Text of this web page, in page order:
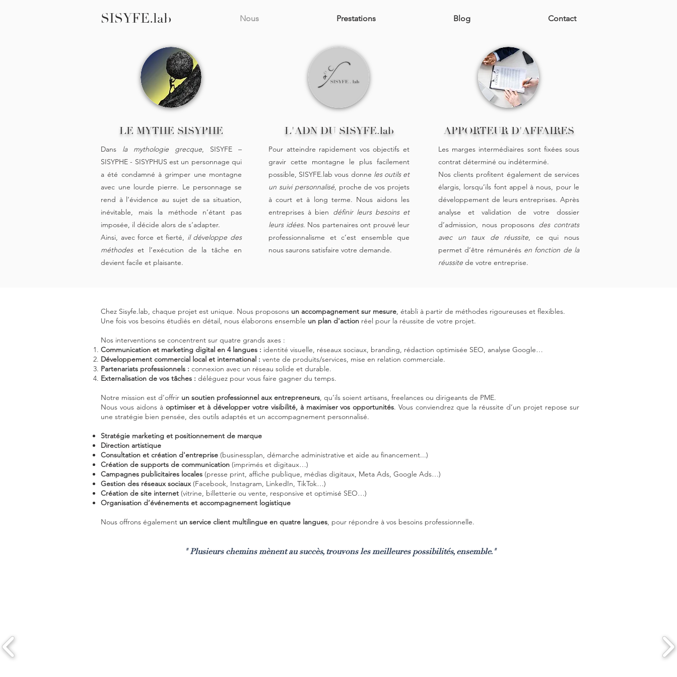
SISYFE.lab Nous Prestations Blog Contact
LE MYTHE SISYPHE
Dans la mythologie grecque, SISYFE –
SISYPHE - SISYPHUS est un personnage qui
a été condamné à grimper une montagne
avec une lourde pierre. Le personnage se
rend à l’évidence au sujet de sa situation,
inévitable, mais la méthode n’étant pas
imposée, il décide alors de s’adapter.
Ainsi, avec force et fierté, il développe des
méthodeset l’exécution de la tâche en
devient facile et plaisante.
L'ADN DU SISYFE.lab
Pour atteindre rapidement vos objectifs et
gravir cette montagne le plus facilement
possible, SISYFE.lab vous donne les outils et
un suivi personnalisé, proche de vos projets
à court et à long terme. Nous aidons les
entreprises à bien définir leurs besoins et
leurs idées. Nos partenaires ont prouvé leur
professionnalisme et c’est ensemble que
nous saurons satisfaire votre demande.
APPORTEUR D'AFFAIRES
Les marges intermédiaires sont fixées sous
contrat déterminé ou indéterminé.
Nos clients profitent également de services
élargis, lorsqu’ils font appel à nous, pour le
développement de leurs entreprises. Après
analyse et validation de votre dossier
d’admission, nous proposons des contrats
avec un taux de réussite, ce qui nous
permet d’être rémunérés en fonction de la
réussite de votre entreprise.
Chez Sisyfe.lab, chaque projet est unique. Nous proposons un accompagnement sur mesure, établi à partir de méthodes rigoureuses et flexibles.
Une fois vos besoins étudiés en détail, nous élaborons ensemble un plan d'action réel pour la réussite de votre projet.
Nos interventions se concentrent sur quatre grands axes :
Communication et marketing digital en 4 langues : identité visuelle, réseaux sociaux, branding, rédaction optimisée SEO, analyse Google…
Développement commercial local et international : vente de produits/services, mise en relation commerciale.
Partenariats professionnels : connexion avec un réseau solide et durable.
Externalisation de vos tâches : déléguez pour vous faire gagner du temps.
Notre mission est d’offrir un soutien professionnel aux entrepreneurs, qu’ils soient artisans, freelances ou dirigeants de PME.
Nous vous aidons à optimiser et à développer votre visibilité, à maximiser vos opportunités. Vous conviendrez que la réussite d’un projet repose sur
une stratégie bien pensée, des outils adaptés et un accompagnement personnalisé.
Stratégie marketing et positionnement de marque
Direction artistique
Consultation et création d'entreprise (businessplan, démarche administrative et aide au financement...)
Création de supports de communication (imprimés et digitaux…)
Campagnes publicitaires locales (presse print, affiche publique, médias digitaux, Meta Ads, Google Ads…)
Gestion des réseaux sociaux(Facebook, Instagram, LinkedIn, TikTok…)
Création de site internet (vitrine, billetterie ou vente, responsive et optimisé SEO…)
Organisation d’événements et accompagnement logistique
Nous offrons également un service client multilingue en quatre langues, pour répondre à vos besoins professionnelle.
" Plusieurs chemins mènent au succès, trouvons les meilleures possibilités, ensemble."